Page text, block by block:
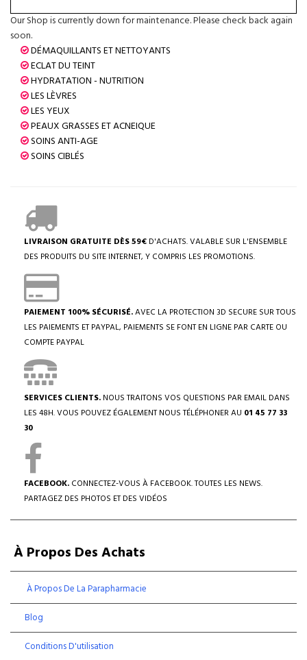
Our Shop is currently down for maintenance. Please check back again
soon.
DÉMAQUILLANTS ET NETTOYANTS
ECLAT DU TEINT
HYDRATATION - NUTRITION
LES LÈVRES
LES YEUX
PEAUX GRASSES ET ACNEIQUE
SOINS ANTI-AGE
SOINS CIBLÉS
LIVRAISON GRATUITE DÈS 59€ D'ACHATS. VALABLE SUR L'ENSEMBLE
DES PRODUITS DU SITE INTERNET, Y COMPRIS LES PROMOTIONS.
PAIEMENT 100% SÉCURISÉ.AVEC LA PROTECTION 3D SECURE SUR TOUS
LES PAIEMENTS ET PAYPAL, PAIEMENTS SE FONT EN LIGNE PAR CARTE OU
COMPTE PAYPAL
SERVICES CLIENTS. NOUS TRAITONS VOS QUESTIONS PAR EMAIL DANS
LES 48H. VOUS POUVEZ ÉGALEMENT NOUS TÉLÉPHONER AU 01 45 77 33
30
FACEBOOK. CONNECTEZ-VOUS À FACEBOOK. TOUTES LES NEWS.
PARTAGEZ DES PHOTOS ET DES VIDÉOS
À Propos Des Achats
À Propos De La Parapharmacie
Blog
Conditions D'utilisation